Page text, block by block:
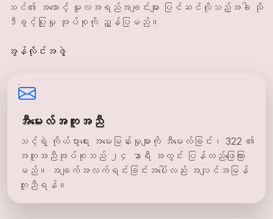
သင်၏ အကောင့် မူလအရည်အချင်းများ ပြင်ဆင်လိုသည့်အခါ သို
ဒီခွင့်ပြုမှု အုပ်စုကို ညွှန်ပြမည်။
အွန်လိုင်းအဖွဲ့
အီမေးလ်အကူအညီ
သင့်ရဲ့ ကိုယ်ပွားရေး အမေးမြန်းမှုများကို အီမေးလ်ခြင်း၊ 322 ၏
အကူအညီအုပ်စုသည် ၂၄ နာရီ အတွင်း ပြန်လည်ဖြေကြား
မည်။ အချက်အလက်ရင်းခြင်းအပေါ်လည်း အလျင်အမြန်
ကူညီရန်။